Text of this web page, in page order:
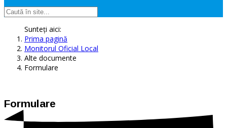
Sunteți aici:
Prima pagină
Monitorul Oficial Local
Alte documente
Formulare
Formulare